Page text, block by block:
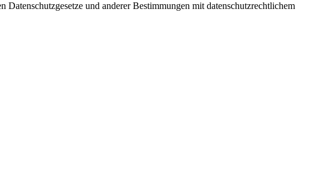
und anderer Bestimmungen mit datenschutzrechtlichem